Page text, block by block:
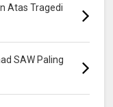
Atas Tragedi
SAW Paling